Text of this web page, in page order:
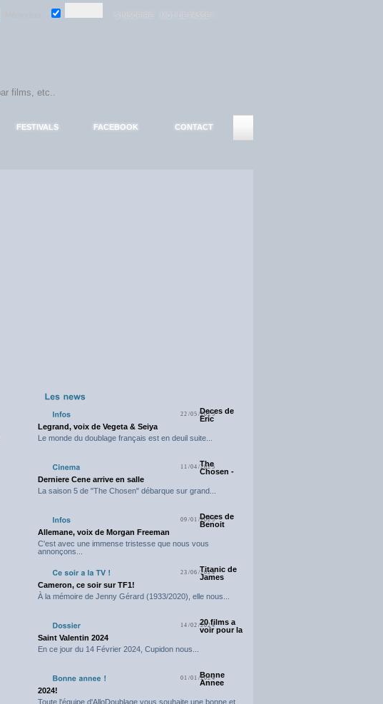
FESTIVALS FACEBOOK CONTACT
22/05/2025Deces de
Eric
Legrand, voix de Vegeta & Seiya
Le monde du doublage français est en deuil suite...
11/04/2025
The
Chosen -
Derniere Cene arrive en salle
La saison 5 de "The Chosen" débarque sur grand...
09/01/2025Deces de
Benoit
Allemane, voix de Morgan Freeman
C'est avec une immense tristesse que nous vous
annonçons...
23/06/2024Titanic de
James
Cameron, ce soir sur TF1!
À la mémoire de Jenny Gérard (1933/2020), elle nous...
14/02/202420 films a
voir pour la
Saint Valentin 2024
En ce jour du 14 Février 2024, Cupidon nous...
01/01/2024
Bonne
Annee
2024!
Toute l'équipe d'AlloDoublage vous souhaite une bonne et